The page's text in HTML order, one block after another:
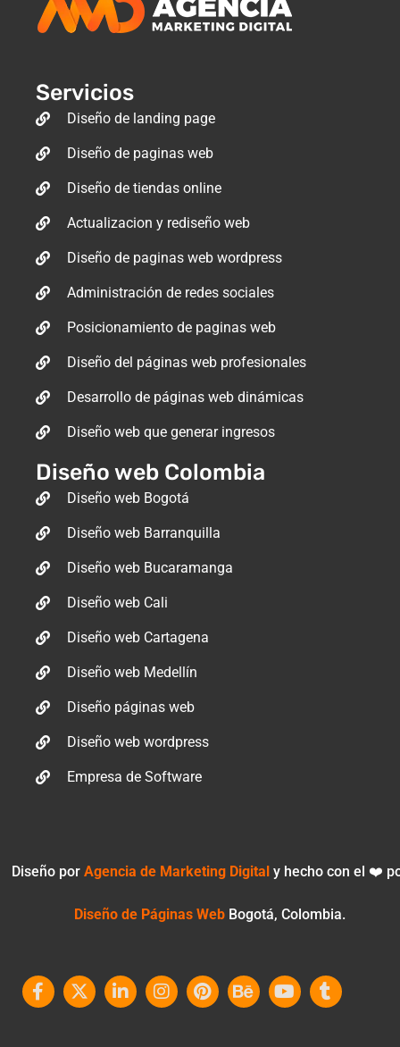
Servicios
Diseño de landing page
Diseño de paginas web
Diseño de tiendas online
Actualizacion y rediseño web
Diseño de paginas web wordpress
Administración de redes sociales
Posicionamiento de paginas web
Diseño del páginas web profesionales
Desarrollo de páginas web dinámicas
Diseño web que generar ingresos
Diseño web Colombia
Diseño web Bogotá
Diseño web Barranquilla
Diseño web Bucaramanga
Diseño web Cali
Diseño web Cartagena
Diseño web Medellín
Diseño páginas web
Diseño web wordpress
Empresa de Software
Diseño porAgencia de Marketing Digital y hecho con el ❤️
Diseño de Páginas Web Bogotá, Colombia.